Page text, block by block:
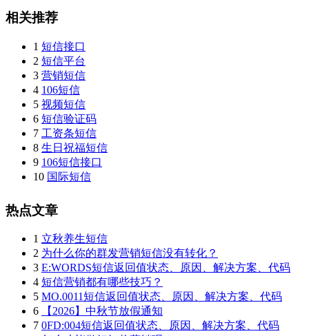
相关推荐
1 短信接口
2 短信平台
3 营销短信
4 106短信
5 视频短信
6 短信验证码
7 工资条短信
8 生日祝福短信
9 106短信接口
10 国际短信
热点文章
1 立秋养生短信
2 为什么你的群发营销短信没有转化？
3 E:WORDS短信返回值状态、原因、解决方案、代码
4 短信营销都有哪些技巧？
5 MO.0011短信返回值状态、原因、解决方案、代码
6
【2026】中秋节放假通知
7 0FD:004短信返回值状态、原因、解决方案、代码